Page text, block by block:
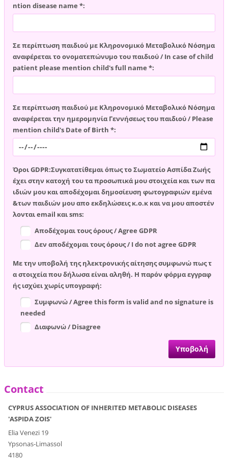
ntion disease name *:
Σε περίπτωση παιδιού με Κληρονομικό Μεταβολικό Νόσημα
αναφέρεται το ονοματεπώνυμο του παιδιού / In case of child
patient please mention child's full name *:
Σε περίπτωση παιδιού με Κληρονομικό Μεταβολικό Νόσημα
αναφέρεται την ημερομηνία Γεννήσεως του παιδιού / Please
mention child's Date of Birth *:
Όροι GDPR:Συγκατατίθεμαι όπως το Σωματείο Ασπίδα Ζωής
έχει στην κατοχή του τα προσωπικά μου στοιχεία και των πα
ιδιών μου και αποδέχομαι δημοσίευση φωτογραφιών εμένα
&των παιδιών μου απο εκδηλώσεις κ.ο.κ και να μου αποστέν
λονται email και sms:
Αποδέχομαι τους όρους / Agree GDPR
Δεν αποδέχομαι τους όρους / I do not agree GDPR
Με την υποβολή της ηλεκτρονικής αίτησης συμφωνώ πως τ
α στοιχεία που δήλωσα είναι αληθή. Η παρόν φόρμα εγγραφ
ής ισχύει χωρίς υπογραφή:
Συμφωνώ / Agree this form is valid and no signature is
needed
Διαφωνώ / Disagree
Contact
CYPRUS ASSOCIATION OF INHERITED METABOLIC DISEASES
'ASPIDA ZOIS'
Elia Venezi 19
Ypsonas-Limassol
4180